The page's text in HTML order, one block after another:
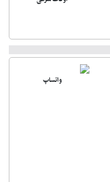
واتساپ